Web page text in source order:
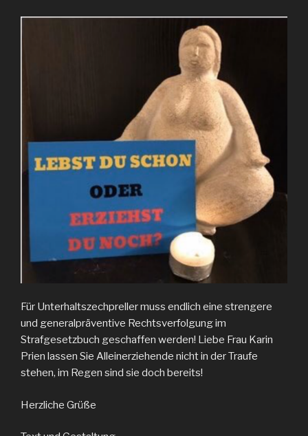
Für Unterhaltszechpreller muss endlich eine strengere
und generalpräventive Rechtsverfolgung im
Strafgesetzbuch geschaffen werden! Liebe Frau Karin
Prien lassen Sie Alleinerziehende nicht in der Traufe
stehen, im Regen sind sie doch bereits!
Herzliche Grüße